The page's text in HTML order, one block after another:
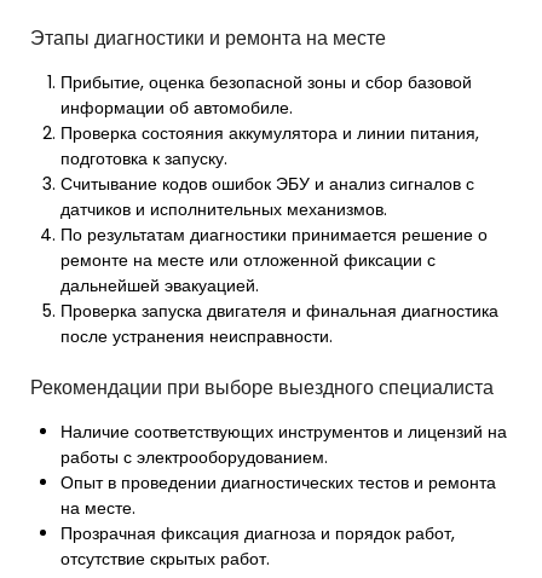
Этапы диагностики и ремонта на месте
Прибытие, оценка безопасной зоны и сбор базовой
информации об автомобиле.
Проверка состояния аккумулятора и линии питания,
подготовка к запуску.
Считывание кодов ошибок ЭБУ и анализ сигналов с
датчиков и исполнительных механизмов.
По результатам диагностики принимается решение о
ремонте на месте или отложенной фиксации с
дальнейшей эвакуацией.
Проверка запуска двигателя и финальная диагностика
после устранения неисправности.
Рекомендации при выборе выездного специалиста
Наличие соответствующих инструментов и лицензий на
работы с электрооборудованием.
Опыт в проведении диагностических тестов и ремонта
на месте.
Прозрачная фиксация диагноза и порядок работ,
отсутствие скрытых работ.